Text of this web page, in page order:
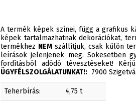
A termék képek színei, függ a grafikus
képek tartalmazhatnak dekorációkat,
termékhez NEM szállítjuk, csak külön
leírások jelenjenek meg. Sokesetben
fordításból adódó tévesztéseket!
ÜGYFÉLSZOLGÁLATUNKAT!: 7900
Teherbírás: 4,75 t